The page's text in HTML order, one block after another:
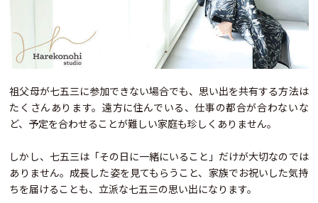
祖父母が七五三に参加できない場合でも、思い出を共有する方法は
たくさんあります。遠方に住んでいる、仕事の都合が合わないな
ど、予定を合わせることが難しい家庭も珍しくありません。
しかし、七五三は「その日に一緒にいること」だけが大切なのでは
ありません。成長した姿を見てもらうこと、家族でお祝いした気持
ちを届けることも、立派な七五三の思い出になります。